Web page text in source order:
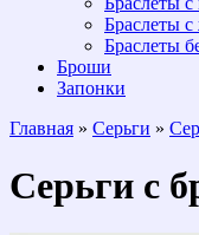
Браслеты
Браслеты
Броши
Запонки
Главная » Серьги »
Серьги с